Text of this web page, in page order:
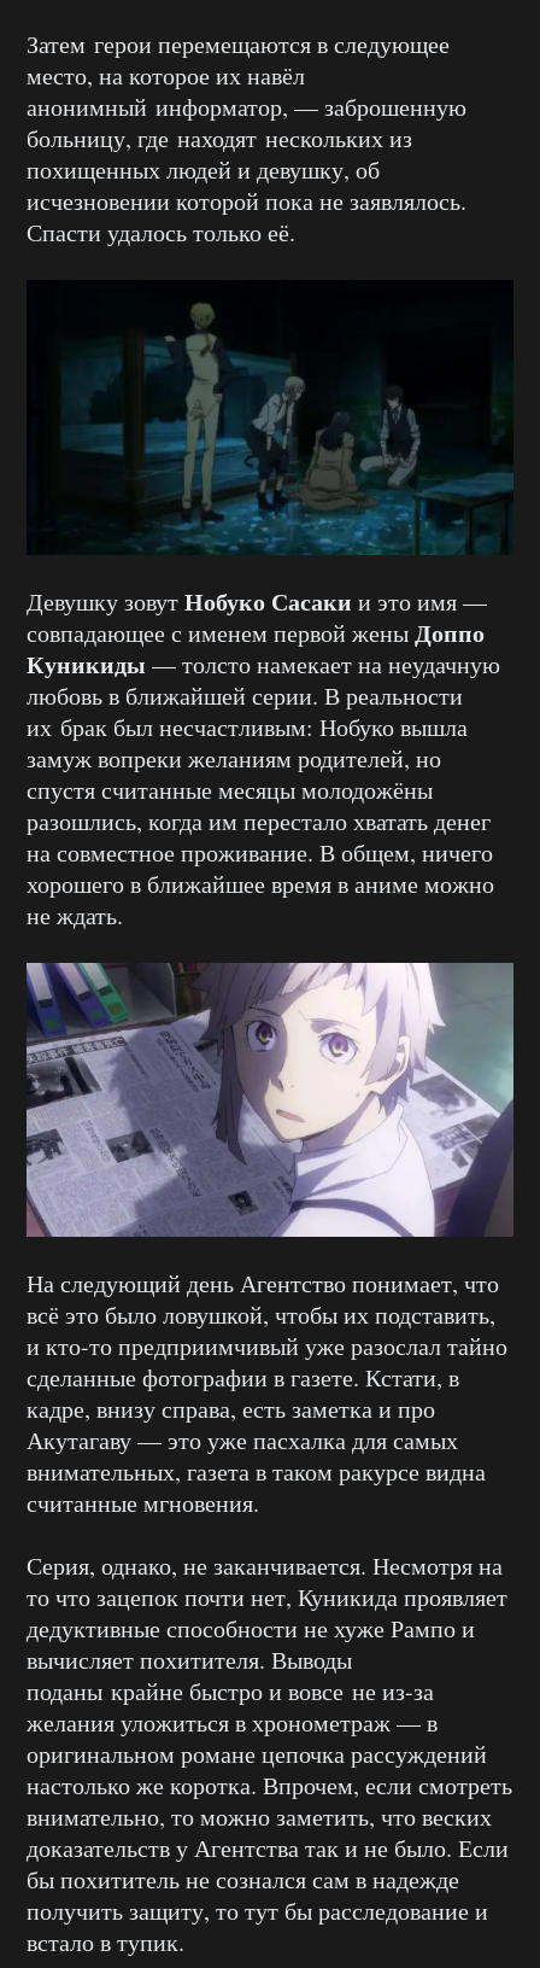
Затем герои перемещаются в следующее
место, на которое их навёл
анонимный информатор, — заброшенную
больницу, где находят нескольких из
похищенных людей и девушку, об
исчезновении которой пока не заявлялось.
Спасти удалось только её.
Девушку зовутНобуко Сасаки и это имя —
совпадающее с именем первой женыДоппо
Куникиды — толсто намекает на неудачную
любовь в ближайшей серии. В реальности
их брак был несчастливым: Нобуко вышла
замуж вопреки желаниям родителей, но
спустя считанные месяцы молодожёны
разошлись, когда им перестало хватать денег
на совместное проживание. В общем, ничего
хорошего в ближайшее время в аниме можно
не ждать.
На следующий день Агентство понимает, что
всё это было ловушкой, чтобы их подставить,
и кто-то предприимчивый уже разослал тайно
сделанные фотографии в газете. Кстати, в
кадре, внизу справа, есть заметка и про
Акутагаву — это уже пасхалка для самых
внимательных, газета в таком ракурсе видна
считанные мгновения.
Серия, однако, не заканчивается. Несмотря на
то что зацепок почти нет, Куникида проявляет
дедуктивные способности не хуже Рампо и
вычисляет похитителя. Выводы
поданы крайне быстро и вовсе не из-за
желания уложиться в хронометраж — в
оригинальном романе цепочка рассуждений
настолько же коротка. Впрочем, если смотреть
внимательно, то можно заметить, что веских
доказательств у Агентства так и не было. Если
бы похититель не сознался сам в надежде
получить защиту, то тут бы расследование и
встало в тупик.